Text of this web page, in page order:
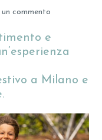
commento
e
a Milano e